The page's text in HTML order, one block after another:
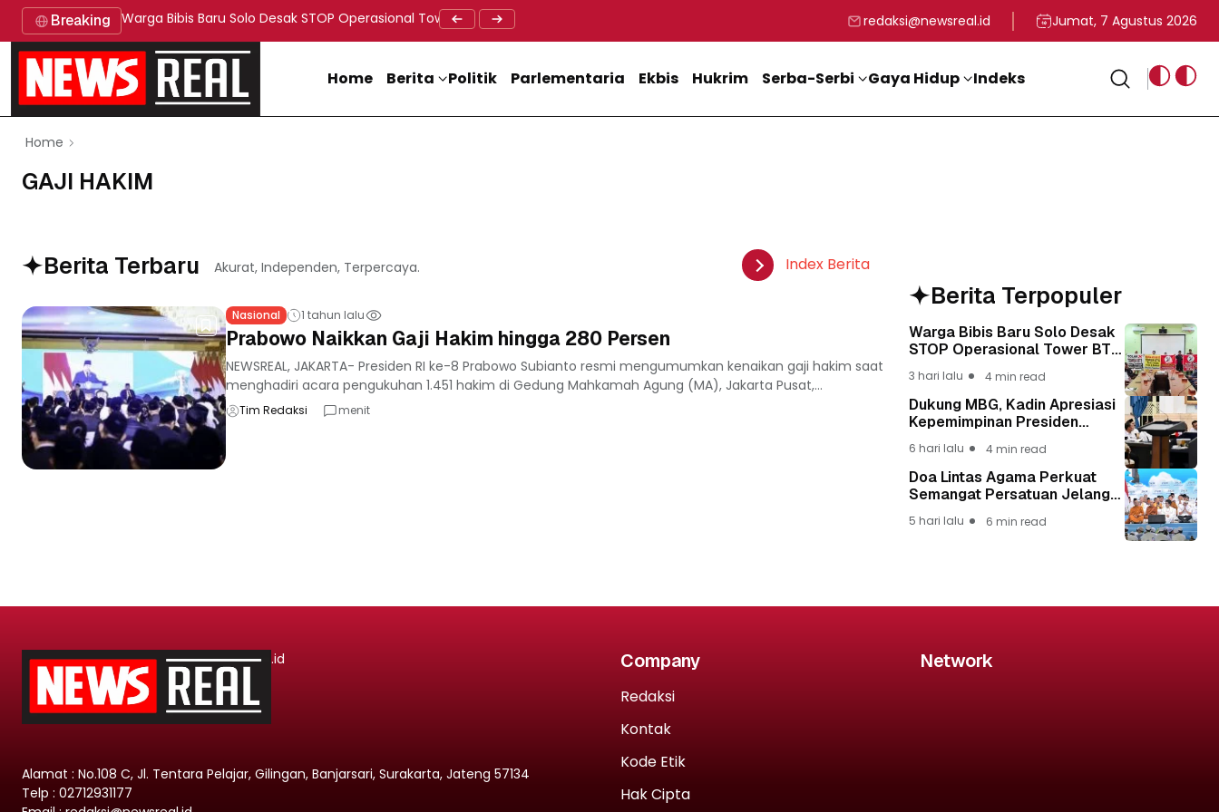
Breaking Warga Bibis Baru Solo Desak STOP Operasional Tower BTS, Diwa : Nyawa dan Keselamatan Warga Lebih Berharga
Doa Lintas Agama Perkuat Semangat Persatuan Jelang HUT ke-81 Kemerdekaan RIDukung MBG, Kadin Apresiasi Kepemimpinan Presiden Prabowo yang
Staf Khusus Menag RI
redaksi@newsreal.id Jumat, 7 Agustus 2026
Home Berita Politik Parlementaria Ekbis Hukrim Serba-Serbi Gaya Hidup Indeks
Home
GAJI HAKIM
Berita Terbaru Akurat, Independen, Terpercaya. Index Berita
Nasional 1 tahun lalu
Prabowo Naikkan Gaji Hakim hingga 280 Persen
NEWSREAL, JAKARTA- Presiden RI ke-8 Prabowo Subianto resmi mengumumkan kenaikan gaji hakim saat
menghadiri acara pengukuhan 1.451 hakim di Gedung Mahkamah Agung (MA), Jakarta Pusat,...
Tim Redaksi menit
Berita Terpopuler
Warga Bibis Baru Solo Desak
STOP Operasional Tower BTS,
Keselamatan Warga Lebih
Berharga
3 hari lalu 4 min read
Dukung MBG, Kadin Apresiasi
Kepemimpinan Presiden
6 hari lalu 4 min read
Doa Lintas Agama Perkuat
Semangat Persatuan Jelang
5 hari lalu 6 min read
.id
Alamat : No.108 C, Jl. Tentara Pelajar, Gilingan, Banjarsari, Surakarta, Jateng 57134
Telp : 02712931177
Company
Redaksi
Kontak
Kode Etik
Hak Cipta
Network